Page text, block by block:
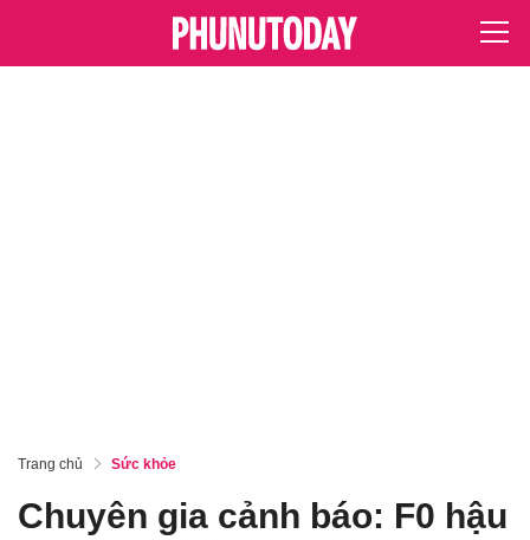
Trang chủ Sức khỏe
Chuyên gia cảnh báo: F0 hậu